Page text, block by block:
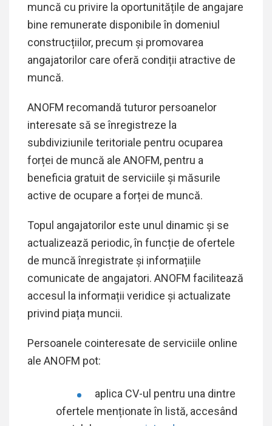
muncă cu privire la oportunitățile de angajare
bine remunerate disponibile în domeniul
construcțiilor, precum și promovarea
angajatorilor care oferă condiții atractive de
muncă.
ANOFM recomandă tuturor persoanelor
interesate să se înregistreze la
subdiviziunile teritoriale pentru ocuparea
forței de muncă ale ANOFM, pentru a
beneficia gratuit de serviciile și măsurile
active de ocupare a forței de muncă.
Topul angajatorilor este unul dinamic și se
actualizează periodic, în funcție de ofertele
de muncă înregistrate și informațiile
comunicate de angajatori. ANOFM facilitează
accesul la informații veridice și actualizate
privind piața muncii.
Persoanele cointeresate de serviciile online
ale ANOFM pot:
aplica CV-ul pentru una dintre
ofertele menționate în listă, accesând